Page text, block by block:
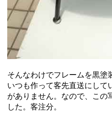
そんなわけでフレームを黒塗
いつも作って客先直送にして
がありません。なので、この
した。客注分。